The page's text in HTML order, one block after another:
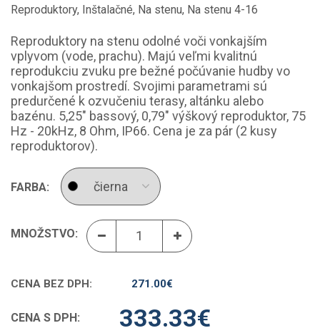
Reproduktory, Inštalačné, Na stenu, Na stenu 4-16
Reproduktory na stenu odolné voči vonkajším
vplyvom (vode, prachu). Majú veľmi kvalitnú
reprodukciu zvuku pre bežné počúvanie hudby vo
vonkajšom prostredí. Svojimi parametrami sú
predurčené k ozvučeniu terasy, altánku alebo
bazénu. 5,25" bassový, 0,79" výškový reproduktor, 75
Hz - 20kHz, 8 Ohm, IP66. Cena je za pár (2 kusy
reproduktorov).
FARBA:
MNOŽSTVO:
CENA BEZ DPH: 271.00€
CENA S DPH: 333.33€